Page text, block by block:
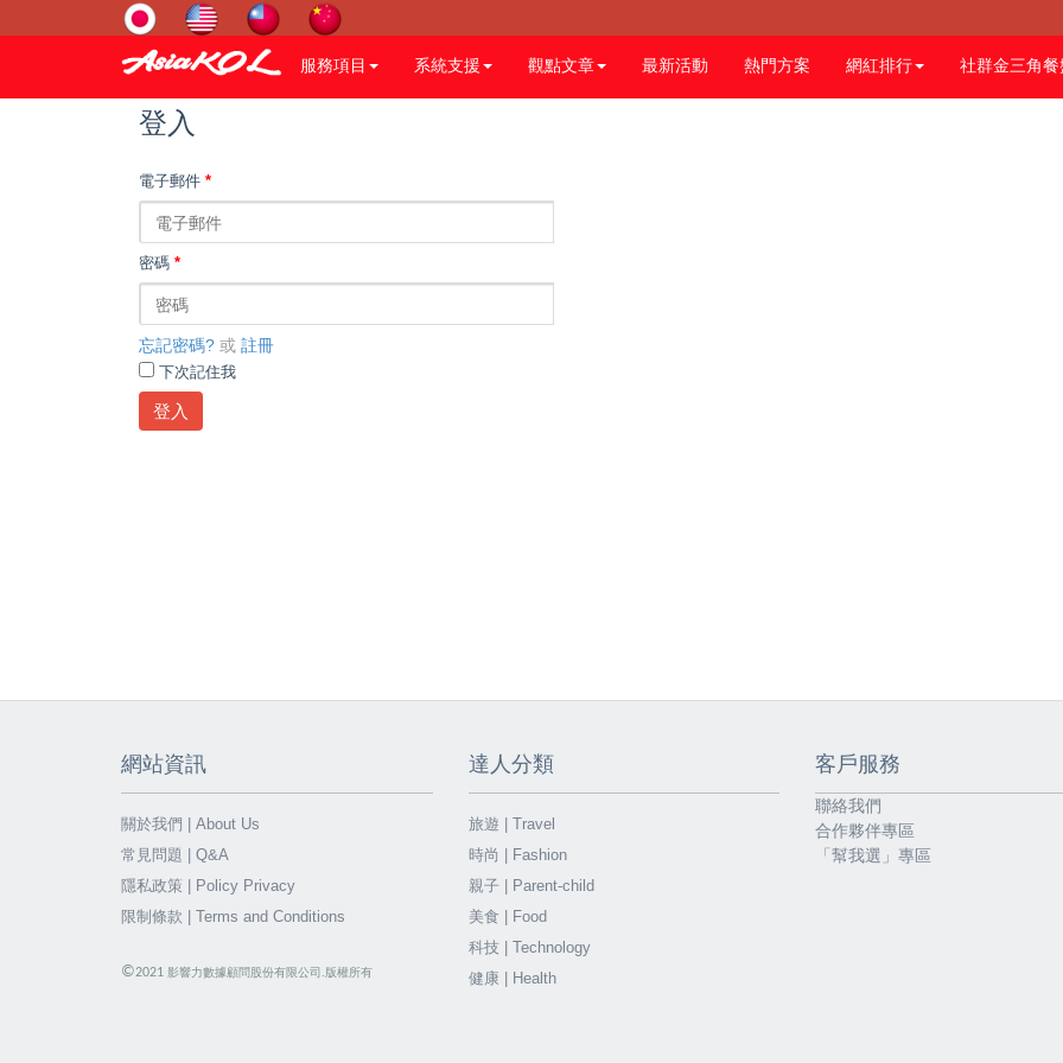
服務項目 系統支援 觀點文章 最新活動 熱門方案 網紅排行 社群金三角
登入
電子郵件 *
密碼 *
忘記密碼? 或 註冊
下次記住我
登入
網站資訊
關於我們 | About Us
常見問題 | Q&A
隱私政策 | Policy Privacy
限制條款 | Terms and Conditions
©2021 影響力數據顧問股份有限公司.版權所有
達人分類
旅遊 | Travel
時尚 | Fashion
親子 | Parent-child
美食 | Food
科技 | Technology
健康 | Health
客戶服務
聯絡我們
合作夥伴專區
「幫我選」專區